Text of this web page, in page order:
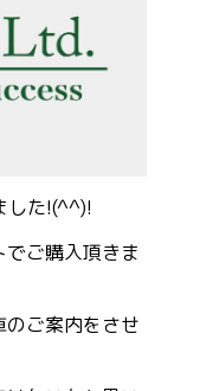
した!(^^)!
ご購入頂きま
ご案内をさせ